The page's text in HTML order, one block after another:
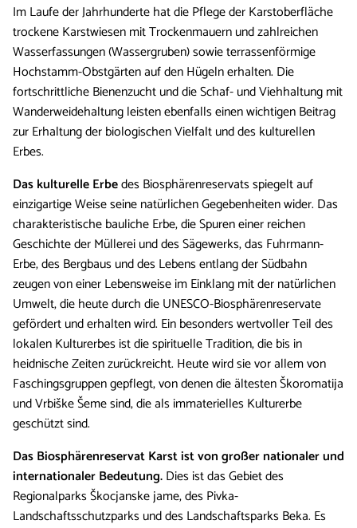
Im Laufe der Jahrhunderte hat die Pflege der Karstoberfläche
trockene Karstwiesen mit Trockenmauern und zahlreichen
Wasserfassungen (Wassergruben) sowie terrassenförmige
Hochstamm-Obstgärten auf den Hügeln erhalten. Die
fortschrittliche Bienenzucht und die Schaf- und Viehhaltung mit
Wanderweidehaltung leisten ebenfalls einen wichtigen Beitrag
zur Erhaltung der biologischen Vielfalt und des kulturellen
Erbes.
Das kulturelle Erbedes Biosphärenreservats spiegelt auf
einzigartige Weise seine natürlichen Gegebenheiten wider. Das
charakteristische bauliche Erbe, die Spuren einer reichen
Geschichte der Müllerei und des Sägewerks, das Fuhrmann-
Erbe, des Bergbaus und des Lebens entlang der Südbahn
zeugen von einer Lebensweise im Einklang mit der natürlichen
Umwelt, die heute durch die UNESCO-Biosphärenreservate
gefördert und erhalten wird. Ein besonders wertvoller Teil des
lokalen Kulturerbes ist die spirituelle Tradition, die bis in
heidnische Zeiten zurückreicht. Heute wird sie vor allem von
Faschingsgruppen gepflegt, von denen die ältesten Škoromatija
und Vrbiške Šeme sind, die als immaterielles Kulturerbe
geschützt sind.
Das Biosphärenreservat Karst ist von großer nationaler und
internationaler Bedeutung.Dies ist das Gebiet des
Regionalparks Škocjanske jame, des Pivka-
Landschaftsschutzparks und des Landschaftsparks Beka. Es